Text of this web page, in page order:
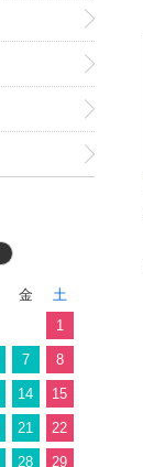
金
土
1
7 8
14 15
21 22
28 29